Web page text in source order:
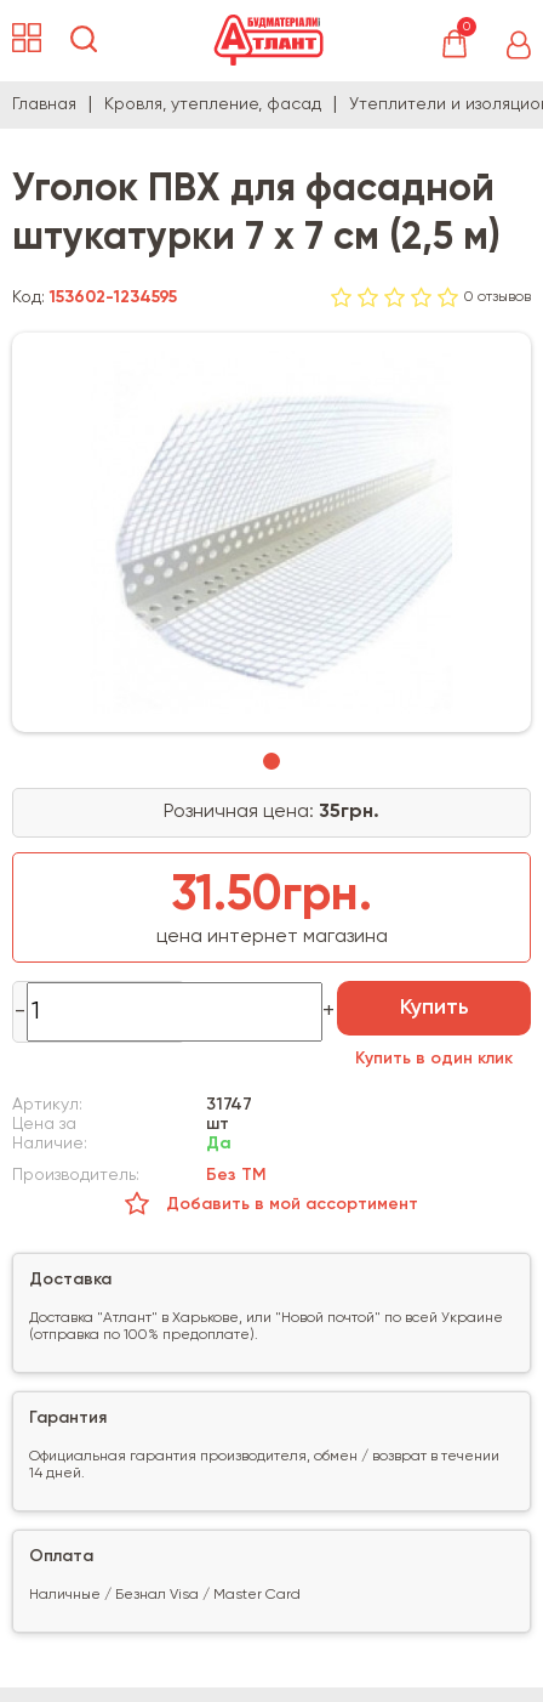
0
Главная Кровля, утепление, фасад Утеплители и
Уголок ПВХ для фасадной
штукатурки 7 х 7 см (2,5 м)
Код:153602-1234595 0 отзывов
Розничная цена: 35грн.
31.50грн.
цена интернет магазина
Купить
Купить в один клик
Артикул:
31747
Цена за
шт
Наличие:
Да
Производитель:
Без ТМ
Добавить в мой ассортимент
Доставка
Доставка "Атлант" в Харькове, или "Новой почтой" по всей Украине
(отправка по 100% предоплате).
Гарантия
Официальная гарантия производителя, обмен / возврат в течении
14 дней.
Оплата
Наличные / Безнал Visa / Master Card